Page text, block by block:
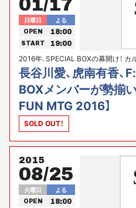
01/17
日曜日 よる
OPEN 18:00
START 19:00
2016年、SPECIAL BOXの幕開け！ カ
長谷川愛、虎南有香、
BOXメンバーが勢揃
FUN MTG 2016】
SOLD OUT！
2015
08/25
火曜日 よる
OPEN 18:00